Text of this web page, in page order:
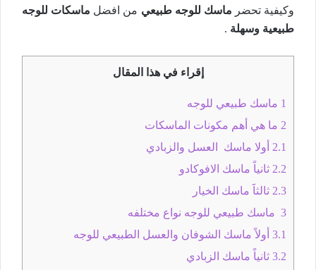
وكيفية تحضر ماسك للوجه طبيعي من افضل ماسكات للوجه
طبيعية وسهلة .
إقراء في هذا المقال
1 ماسك طبيعي للوجه
2 ما هي أهم مكونات الماسكات
2.1 أولا ماسك العسل والزبادي
2.2 ثانياً ماسك الافوكادو
2.3 ثالثاََ ماسك الخيار
3 ماسك طبيعي للوجه نواع مختلفه
3.1 أولاً ماسك الشوفان والعسل الطبيعي للوجه
3.2 ثانياً ماسك الزبادي